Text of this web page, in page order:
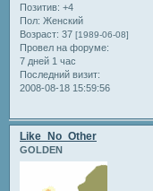
Позитив: +4
Пол: Женский
Возраст: 37 [1989-06-08]
Провел на форуме:
7 дней 1 час
Последний визит:
2008-08-18 15:59:56
Like_No_Other
GOLDEN